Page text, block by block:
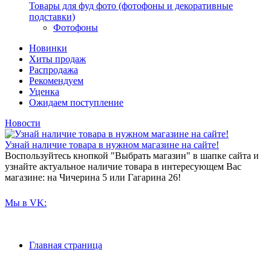
Товары для фуд фото (фотофоны и декоративные
подставки)
Фотофоны
Новинки
Хиты продаж
Распродажа
Рекомендуем
Уценка
Ожидаем поступление
Новости
Узнай наличие товара в нужном магазине на сайте!
Воспользуйтесь кнопкой "Выбрать магазин" в шапке сайта и
узнайте актуальное наличие товара в интересующем Вас
магазине: на Чичерина 5 или Гагарина 26!
Мы в VK:
Главная страница